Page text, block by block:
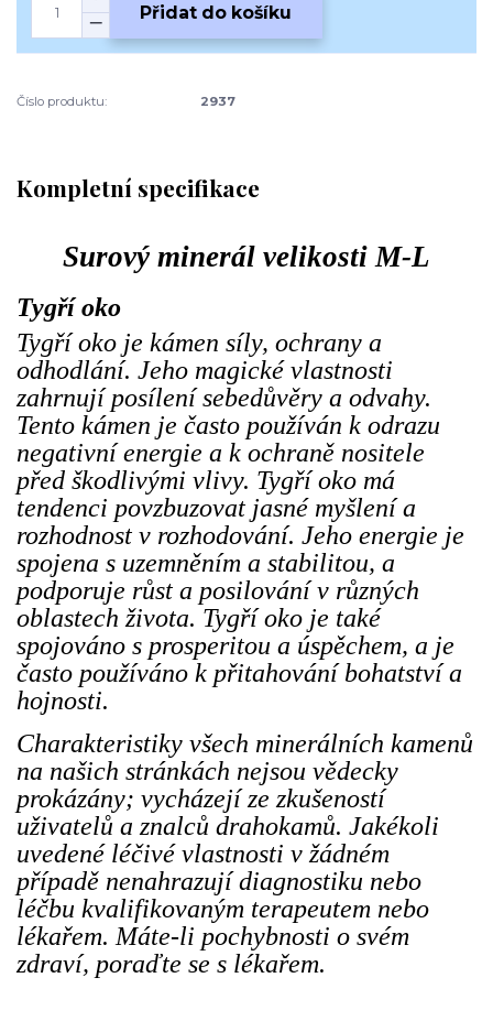
Přidat do košíku
Číslo produktu: 2937
Kompletní specifikace
Surový minerál velikosti M-L
Tygří oko
Tygří oko je kámen síly, ochrany a
odhodlání. Jeho magické vlastnosti
zahrnují posílení sebedůvěry a odvahy.
Tento kámen je často používán k odrazu
negativní energie a k ochraně nositele
před škodlivými vlivy. Tygří oko má
tendenci povzbuzovat jasné myšlení a
rozhodnost v rozhodování. Jeho energie je
spojena s uzemněním a stabilitou, a
podporuje růst a posilování v různých
oblastech života. Tygří oko je také
spojováno s prosperitou a úspěchem, a je
často používáno k přitahování bohatství a
hojnosti.
Charakteristiky všech minerálních kamenů
na našich stránkách nejsou vědecky
prokázány; vycházejí ze zkušeností
uživatelů a znalců drahokamů. Jakékoli
uvedené léčivé vlastnosti v žádném
případě nenahrazují diagnostiku nebo
léčbu kvalifikovaným terapeutem nebo
lékařem. Máte-li pochybnosti o svém
zdraví, poraďte se s lékařem.